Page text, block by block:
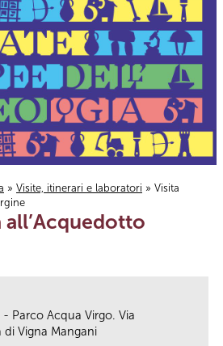
» Visite, itinerari e laboratori » Visita
Parco Acqua Virgo. Via
Vigna Mangani